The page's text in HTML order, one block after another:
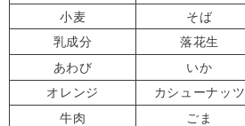
小麦
そば
乳成分
落花生
あわび
いか
オレンジ
カシューナッツ
牛肉
ごま